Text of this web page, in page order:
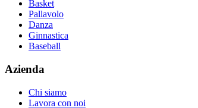
Basket
Pallavolo
Danza
Ginnastica
Baseball
Azienda
Chi siamo
Lavora con noi